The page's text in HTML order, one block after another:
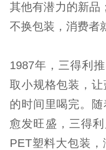
其他有潜力的新品
不换包装，消费者
1987年，三得利
取小规格包装，
的时间里喝完。
愈发旺盛，三得
PET塑料大包装